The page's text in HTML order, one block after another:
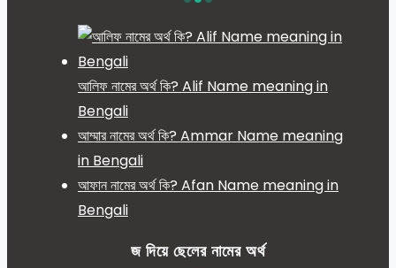
আলিফ নামের অর্থ কি? Alif Name meaning in
Bengali
আম্মার নামের অর্থ কি? Ammar Name meaning
in Bengali
আফান নামের অর্থ কি? Afan Name meaning in
Bengali
জ দিয়ে ছেলের নামের অর্থ